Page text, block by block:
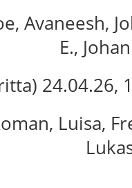
Avaneesh,
E.,
24.04.26,
Luisa,